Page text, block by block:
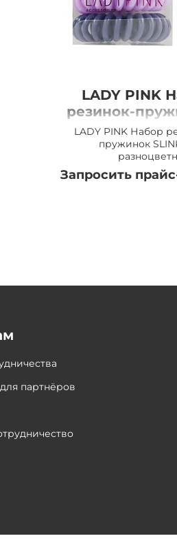
LADY PINK
резинок-
LADY PINK Набор
пружинок
Запросить
партнёров